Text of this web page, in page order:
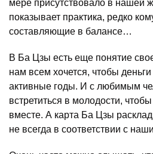
мере присутствовало в нашей
показывает практика, редко
составляющие в балансе…
В Ба Цзы есть еще понятие
нам всем хочется, чтобы
активные годы. И с любимым
встретиться в молодости,
вместе. А карта Ба Цзы
не всегда в соответствии с